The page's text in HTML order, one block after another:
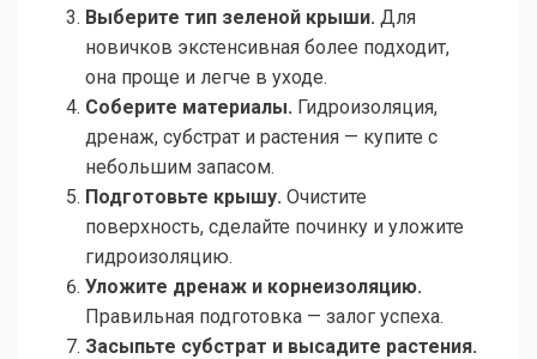
Выберите тип зеленой крыши. Для
новичков экстенсивная более подходит,
она проще и легче в уходе.
Соберите материалы. Гидроизоляция,
дренаж, субстрат и растения — купите с
небольшим запасом.
Подготовьте крышу. Очистите
поверхность, сделайте починку и уложите
гидроизоляцию.
Уложите дренаж и корнеизоляцию.
Правильная подготовка — залог успеха.
Засыпьте субстрат и высадите растения.